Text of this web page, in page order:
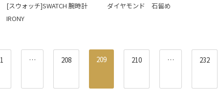
[スウォッチ]SWATCH 腕時計
IRONY
ダイヤモンド 石留め
1 … 208 209 210 … 232